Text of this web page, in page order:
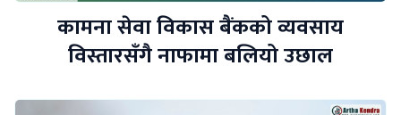
कामना सेवा विकास बैंकको व्यवसाय
विस्तारसँगै नाफामा बलियो उछाल